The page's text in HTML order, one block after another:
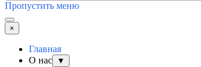
Пропустить меню
×
Главная
О нас
▼